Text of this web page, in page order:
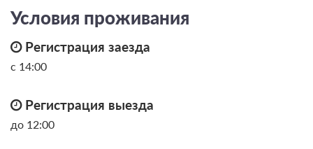
Проживание с питанием
В стоимость входит:
19 000
ЗА НОЧЬ ДЛЯ 1 ГОСТЯ
Условия проживания
Регистрация заезда
с 14:00
Регистрация выезда
до 12:00